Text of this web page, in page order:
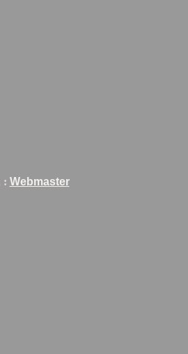
: Webmaster